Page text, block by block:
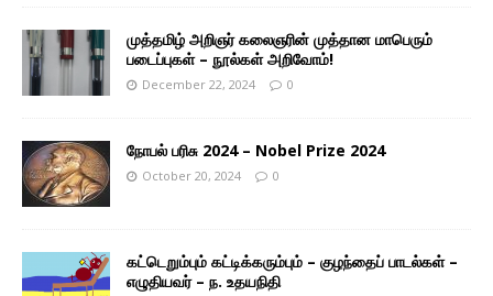
முத்தமிழ் அறிஞர் கலைஞரின் முத்தான மாபெரும்
படைப்புகள் – நூல்கள் அறிவோம்!
December 22, 2024 0
நோபல் பரிசு 2024 – Nobel Prize 2024
October 20, 2024 0
கட்டெறும்பும் கட்டிக்கரும்பும் – குழந்தைப் பாடல்கள் –
எழுதியவர் – ந. உதயநிதி